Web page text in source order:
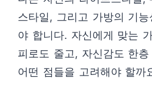
스타일, 그리고 가방의 기
야 합니다. 자신에게 맞는
피로도 줄고, 자신감도 한
어떤 점들을 고려해야 할까